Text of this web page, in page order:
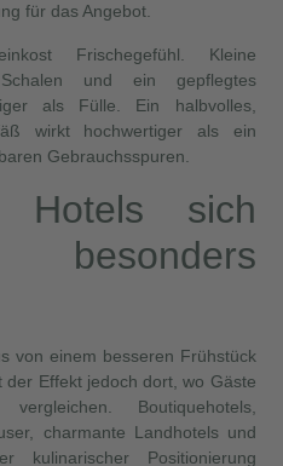
für das Angebot.
Frischegefühl. Kleine
und ein gepflegtes
als Fülle. Ein halbvolles,
wirkt hochwertiger als ein
Gebrauchsspuren.
Hotels sich
besonders
von einem besseren Frühstück
Effekt jedoch dort, wo Gäste
Boutiquehotels,
charmante Landhotels und
kulinarischer Positionierung